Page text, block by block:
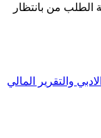
الطلب من بانتظار